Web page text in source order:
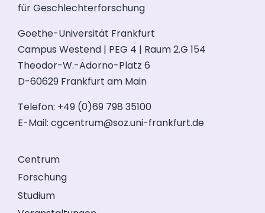
für Geschlechterforschung
Goethe-Universität Frankfurt
Campus Westend | PEG 4 | Raum 2.G 154
Theodor-W.-Adorno-Platz 6
D-60629 Frankfurt am Main
Telefon: +49 (0)69 798 35100
E-Mail: cgcentrum@soz.uni-frankfurt.de
Centrum
Forschung
Studium